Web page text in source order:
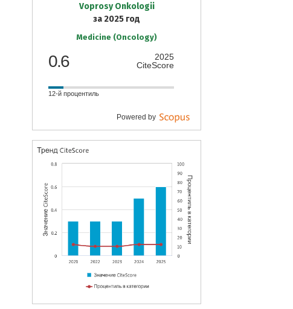
Voprosy Onkologii
за 2025 год
Medicine (Oncology)
0.6
2025
CiteScore
12-й процентиль
Powered by